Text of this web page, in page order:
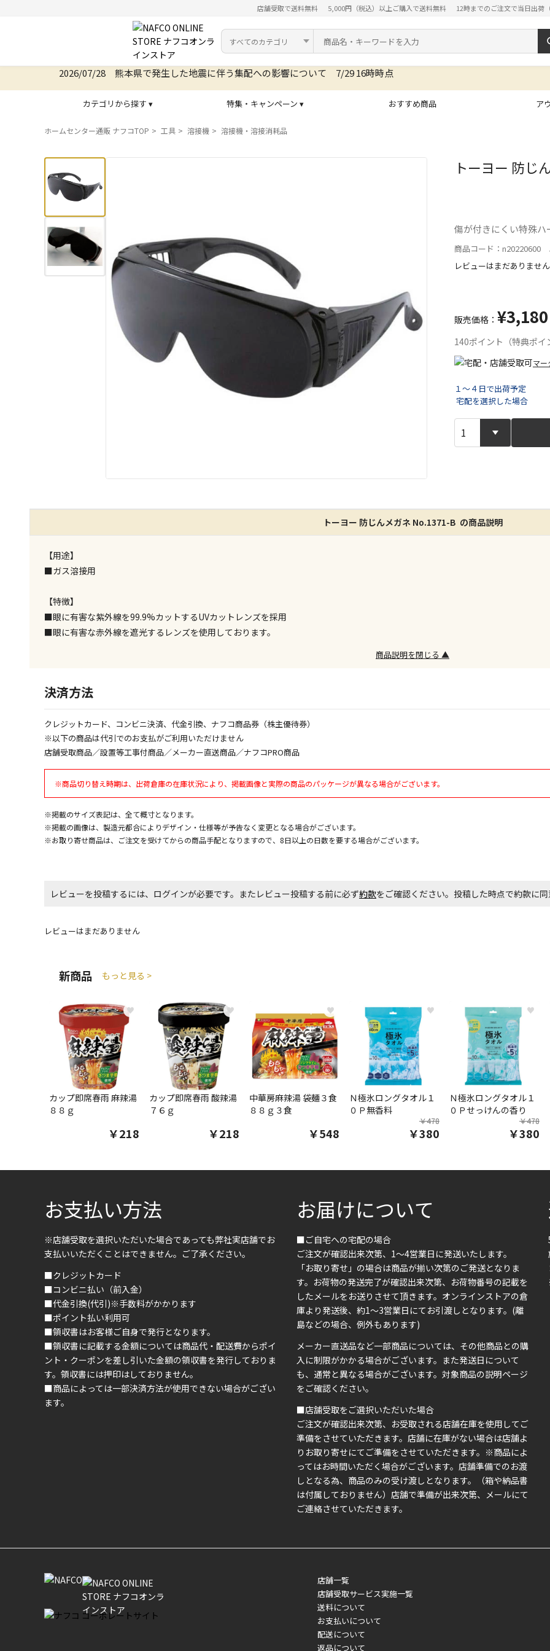
店舗受取で送料無料 5,000円（税込）以上ご購入で送料無料 12時までのご注文で当日出荷（
カテゴリ
検索キーワード
2026/07/28 サイトリニューアルいたしました
カテゴリから探す ▾ 特集・キャンペーン ▾ おすすめ商品 ア
ホームセンター通販 ナフコTOP 工具 溶接機 溶接機・溶接消耗品
トーヨー 防じ
傷が付きにくい特殊
商品コード：n20220600
レビューはまだありません
販売価格： ¥3,180
140ポイント（特典ポイ
マー
※同時購入の
エアコンの
１～４日で出荷予定
宅配を選択した場合
トーヨー 防じんメガネ No.1371-B の商品説明
【用途】
■ガス溶接用
【特徴】
■眼に有害な紫外線を99.9%カットするUVカットレンズを採用
■眼に有害な赤外線を遮光するレンズを使用しております。
商品説明を閉じる ▲
決済方法
クレジットカード、コンビニ決済、代金引換、ナフコ商品券（株主優待券）
※以下の商品は代引でのお支払がご利用いただけません
店舗受取商品／設置等工事付商品／メーカー直送商品／ナフコPRO商品
※商品切り替え時期は、出荷倉庫の在庫状況により、掲載画像と実際の商品のパッケージが異なる場合がございます。
※掲載のサイズ表記は、全て概寸となります。
※掲載の画像は、製造元都合によりデザイン・仕様等が予告なく変更となる場合がございます。
※お取り寄せ商品は、ご注文を受けてからの商品手配となりますので、8日以上の日数を要する場合がございます。
レビューを投稿するには、ログインが必要です。またレビュー投稿する前に必ず約款をご確認ください。投稿した時点で約款
レビューはまだありません
新商品 もっと見る >
♥
カップ即席春雨 麻辣湯
８８ｇ
￥218
♥
カップ即席春雨 酸辣湯
７６ｇ
￥218
♥
中華房麻辣湯 袋麺３食
８８ｇ３食
￥548
♥
Ｎ極氷ロングタオル１
０Ｐ無香料
￥478
￥380
♥
Ｎ極氷ロングタオル１
０Ｐせっけんの香り
￥478
￥380
お支払い方法
※店舗受取を選択いただいた場合であっても弊社実店舗でお
支払いいただくことはできません。ご了承ください。
■クレジットカード
■コンビニ払い（前入金）
■代金引換(代引)※手数料がかかります
■ポイント払い利用可
■領収書はお客様ご自身で発行となります。
■領収書に記載する金額については商品代・配送費からポイ
ント・クーポンを差し引いた金額の領収書を発行しておりま
す。領収書には押印はしておりません。
■商品によっては一部決済方法が使用できない場合がござい
ます。
お届けについて
■ご自宅への宅配の場合
ご注文が確認出来次第、1～4営業日に発送いたします。
「お取り寄せ」の場合は商品が揃い次第のご発送となりま
す。お荷物の発送完了が確認出来次第、お荷物番号の記載を
したメールをお送りさせて頂きます。オンラインストアの倉
庫より発送後、約1～3営業日にてお引渡しとなります。(離
島などの場合、例外もあります)
メーカー直送品など一部商品については、その他商品との購
入に制限がかかる場合がございます。また発送日について
も、通常と異なる場合がございます。対象商品の説明ページ
をご確認ください。
■店舗受取をご選択いただいた場合
ご注文が確認出来次第、お受取される店舗在庫を使用してご
準備をさせていただきます。店舗に在庫がない場合は店舗よ
りお取り寄せにてご準備をさせていただきます。※商品によ
ってはお時間いただく場合がございます。店舗準備でのお渡
しとなる為、商品のみの受け渡しとなります。（箱や納品書
は付属しておりません）店舗で準備が出来次第、メールにて
ご連絡させていただきます。
店舗一覧
店舗受取サービス実施一覧
送料について
お支払いについて
配送について
返品について